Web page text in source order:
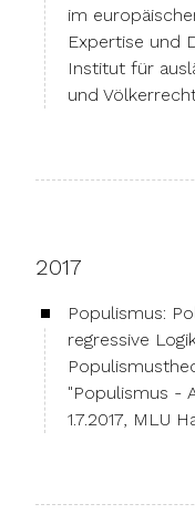
im
Expertise und
Institut für
und
2017
Populismus:
regressive
"Populismus -
1.7.2017, MLU